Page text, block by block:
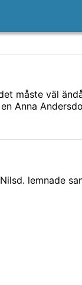
måste väl
Anna
lemnade